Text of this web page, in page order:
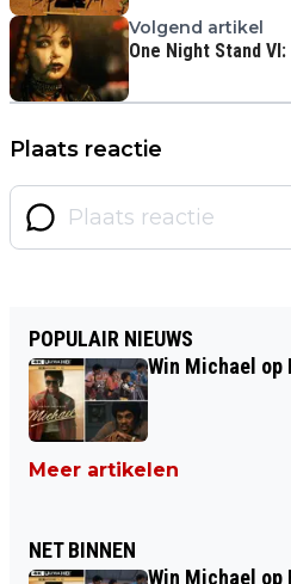
Volgend artikel
One Night Stand
Plaats reactie
POPULAIR NIEUWS
Win Michael op
Meer artikelen
NET BINNEN
Win Michael op